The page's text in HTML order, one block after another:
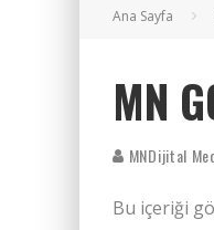
Ana Sayfa
MN
MNDijital
Bu içeriği